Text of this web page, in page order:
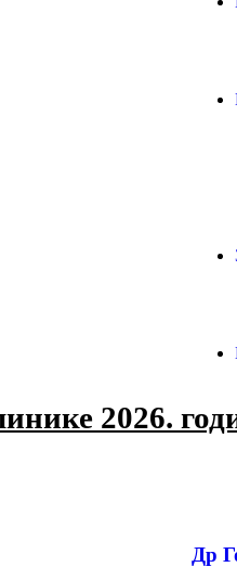
2026.
Др